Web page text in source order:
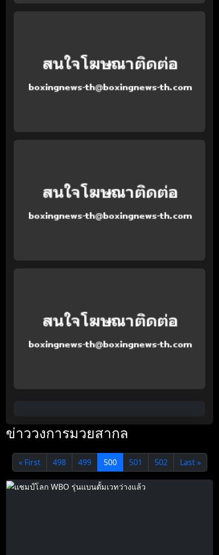
ข่าววงการมวยสากล
« First 498 499 500 501 502 Last »